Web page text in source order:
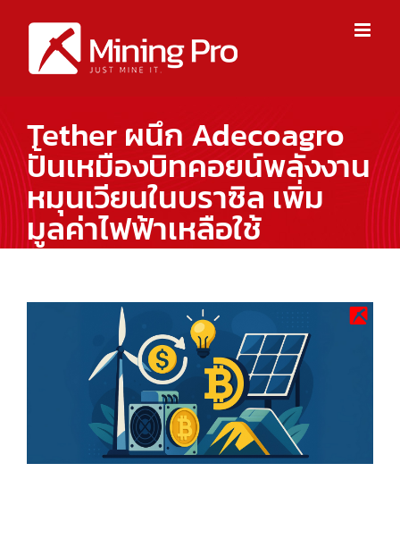
content
Tether ผนึก Adecoagro
ปั้นเหมืองบิทคอยน์พลังงาน
หมุนเวียนในบราซิล เพิ่ม
มูลค่าไฟฟ้าเหลือใช้